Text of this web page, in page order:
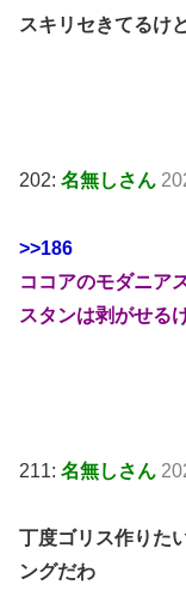
スキリセきてるけ
202: 名無しさん
>>186
ココアのモダニア
スタンは剥がせる
211: 名無しさん
丁度ゴリス作りた
ングだわ